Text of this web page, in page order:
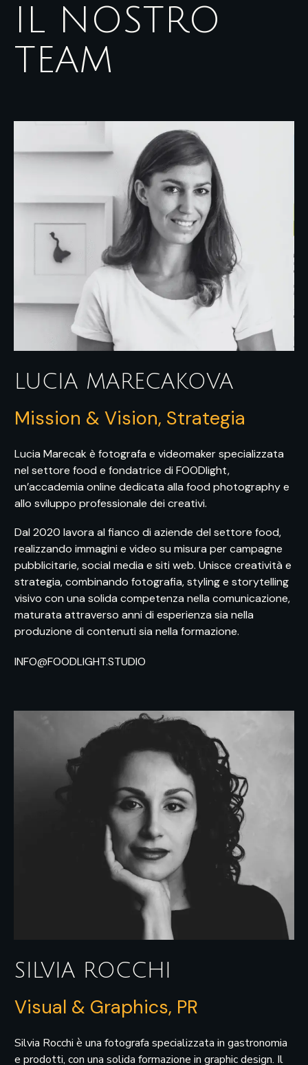
IL NOSTRO
TEAM
LUCIA MARECAKOVA
Mission & Vision, Strategia
Lucia Marecak è fotografa e videomaker specializzata
nel settore food e fondatrice di FOODlight,
un’accademia online dedicata alla food photography e
allo sviluppo professionale dei creativi.
Dal 2020 lavora al fianco di aziende del settore food,
realizzando immagini e video su misura per campagne
pubblicitarie, social media e siti web. Unisce creatività e
strategia, combinando fotografia, styling e storytelling
visivo con una solida competenza nella comunicazione,
maturata attraverso anni di esperienza sia nella
produzione di contenuti sia nella formazione.
INFO@FOODLIGHT.STUDIO
SILVIA ROCCHI
Visual & Graphics, PR
Silvia Rocchi è una fotografa specializzata in gastronomia
e prodotti, con una solida formazione in graphic design. Il